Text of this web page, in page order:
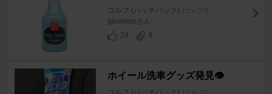
ゴルフ (ハッチバック) [ゴルフ7]
ginoninoさん
24
4
ホイール洗車グッズ発見👁
[ゴルフ7]